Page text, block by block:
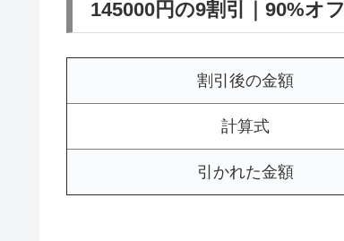
145000円の9割引｜90%オフ
割引後の金額
計算式
引かれた金額